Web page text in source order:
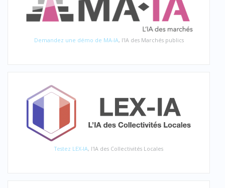
Demandez une démo de MA-IA, l'IA des Marchés publics
Testez LEX-IA, l'IA des Collectivités Locales